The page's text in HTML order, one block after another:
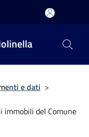
e dati >
immobili del Comune